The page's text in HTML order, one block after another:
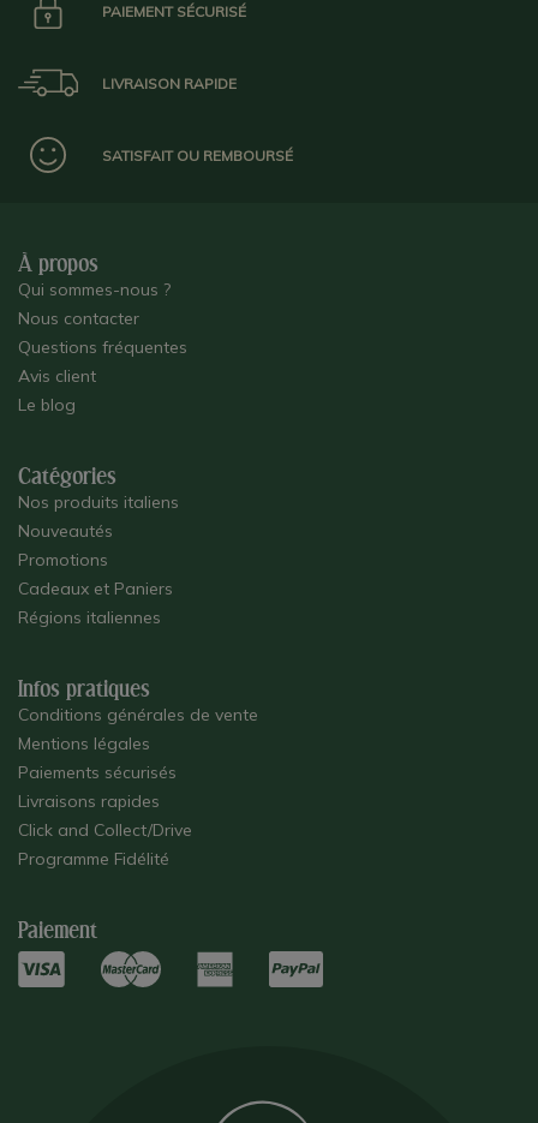
PAIEMENT SÉCURISÉ
LIVRAISON RAPIDE
SATISFAIT OU REMBOURSÉ
À propos
Qui sommes-nous ?
Nous contacter
Questions fréquentes
Avis client
Le blog
Catégories
Nos produits italiens
Nouveautés
Promotions
Cadeaux et Paniers
Régions italiennes
Infos pratiques
Conditions générales de vente
Mentions légales
Paiements sécurisés
Livraisons rapides
Click and Collect/Drive
Programme Fidélité
Paiement